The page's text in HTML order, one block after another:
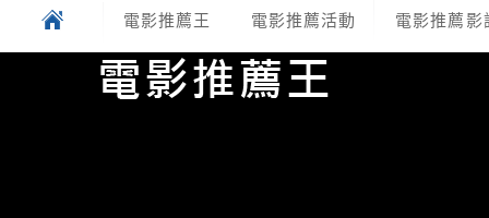
電影推薦王 電影推薦活動 電影推薦影